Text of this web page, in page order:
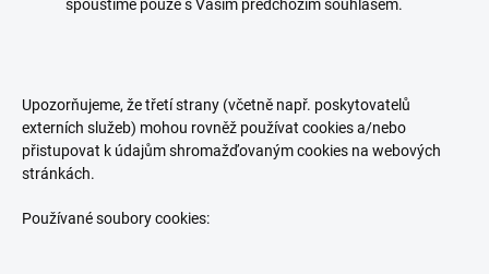
spouštíme pouze s Vaším předchozím souhlasem.
Upozorňujeme, že třetí strany (včetně např. poskytovatelů
externích služeb) mohou rovněž používat cookies a/nebo
přistupovat k údajům shromažďovaným cookies na webových
stránkách.
Používané soubory cookies: